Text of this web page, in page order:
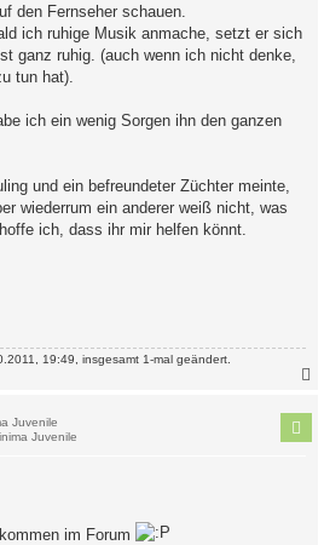
den Fernseher schauen.
ich ruhige Musik anmache, setzt er sich
ganz ruhig. (auch wenn ich nicht denke,
tun hat).
ich ein wenig Sorgen ihn den ganzen
und ein befreundeter Züchter meinte,
wiederrum ein anderer weiß nicht, was
ich, dass ihr mir helfen könnt.
19:49, insgesamt 1-mal geändert.
Juvenile
im Forum